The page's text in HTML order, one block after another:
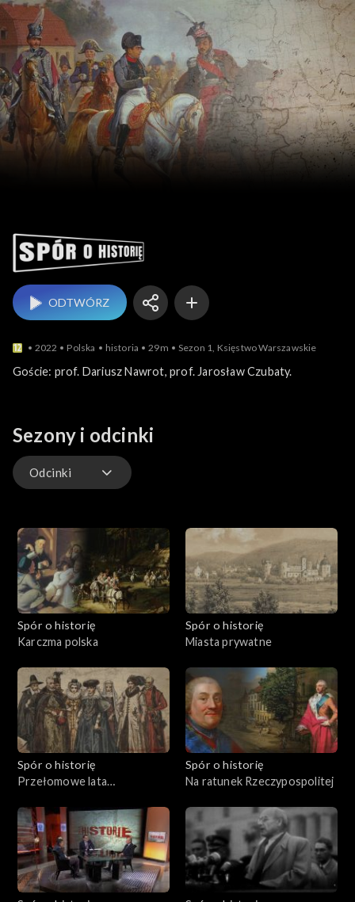
Spór o historię
ODTWÓRZ
2022 Polska historia 29m Sezon 1, Księstwo Warszawskie
Goście: prof. Dariusz Nawrot, prof. Jarosław Czubaty.
Sezony i odcinki
Odcinki
Spór o historię
Karczma polska
Spór o historię
Miasta prywatne
Spór o historię
Przełomowe lata
Spór o historię
Na ratunek Rzeczypospolitej